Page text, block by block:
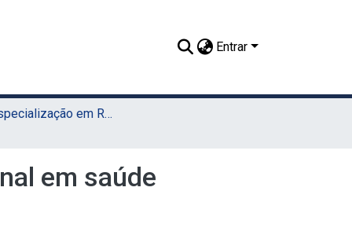
Entrar
TCR - Especialização em Residência Veterinária (Sede)
em saúde